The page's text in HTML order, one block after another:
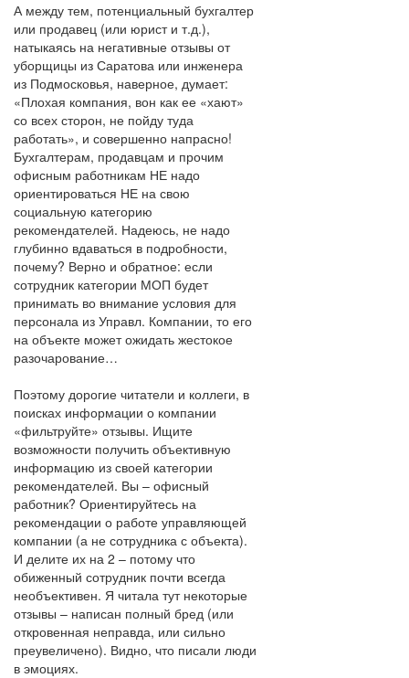
А между тем, потенциальный бухгалтер
или продавец (или юрист и т.д.),
натыкаясь на негативные отзывы от
уборщицы из Саратова или инженера
из Подмосковья, наверное, думает:
«Плохая компания, вон как ее «хают»
со всех сторон, не пойду туда
работать», и совершенно напрасно!
Бухгалтерам, продавцам и прочим
офисным работникам НЕ надо
ориентироваться НЕ на свою
социальную категорию
рекомендателей. Надеюсь, не надо
глубинно вдаваться в подробности,
почему? Верно и обратное: если
сотрудник категории МОП будет
принимать во внимание условия для
персонала из Управл. Компании, то его
на объекте может ожидать жестокое
разочарование…
Поэтому дорогие читатели и коллеги, в
поисках информации о компании
«фильтруйте» отзывы. Ищите
возможности получить объективную
информацию из своей категории
рекомендателей. Вы – офисный
работник? Ориентируйтесь на
рекомендации о работе управляющей
компании (а не сотрудника с объекта).
И делите их на 2 – потому что
обиженный сотрудник почти всегда
необъективен. Я читала тут некоторые
отзывы – написан полный бред (или
откровенная неправда, или сильно
преувеличено). Видно, что писали люди
в эмоциях.